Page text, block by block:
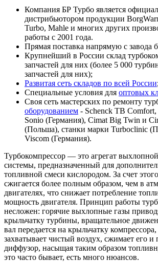
Компания БР Турбо является
дистрибьютором продукции
Turbo, Mahle и многих других
работы с 2001 года.
Прямая поставка напрямую с завода
Крупнейший в России склад
запчастей для них (более 5 000
запчастей для них);
Развитая сеть складов по всей России;
Специальные условия для оптовых
Своя сеть мастерских по ремонту
оборудованием - Schenck TB
Sonio (Германия), Cimat Big Twin и
(Польша), станки марки Turboclinic
Viscom (Германия).
Турбокомпрессор — это агрегат
системы, предназначенный для
топливной смеси кислородом. За счет
сжигается более полным образом, чем в
двигателях, что снижает потребление
мощность двигателя. Принцип работы
несложен: горячие выхлопные газы
крыльчатку турбины, вращательное
вал передается на крыльчатку компрессора,
захватывает чистый воздух, сжимает его и
диффузор, насыщая таким образом
это часто бывает, есть много нюансов.